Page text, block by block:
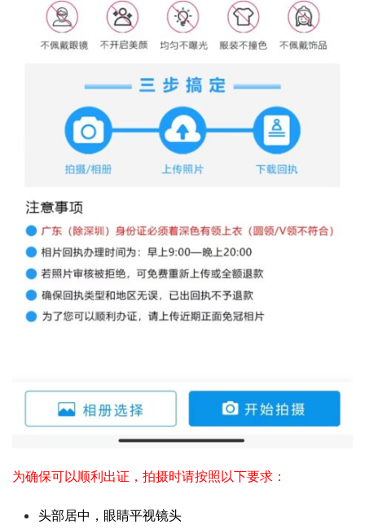
为确保可以顺利出证，拍摄时请按照以下要求：
头部居中，眼睛平视镜头